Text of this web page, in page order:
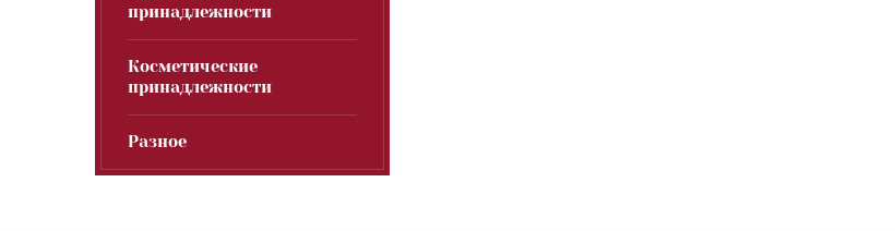
принадлежности
Косметические
принадлежности
Разное